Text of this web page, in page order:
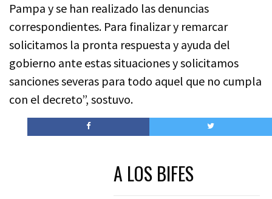
Pampa y se han realizado las denuncias
correspondientes. Para finalizar y remarcar
solicitamos la pronta respuesta y ayuda del
gobierno ante estas situaciones y solicitamos
sanciones severas para todo aquel que no cumpla
con el decreto”, sostuvo.
A LOS BIFES